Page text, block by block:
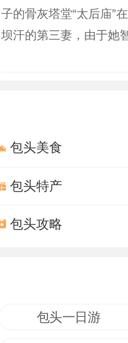
子的骨灰塔堂“太后庙”
坝汗的第三妻，由于她
中原友好往来的主张。
地区的和平互惠通商与
岱召大门上保存的一块
了“大明金国”的字样，
５７５年），朝廷曾经“
认前两世活佛为一世、
仅在建筑布局、造型以
包头美食
包头特产
包头攻略
包头一日游